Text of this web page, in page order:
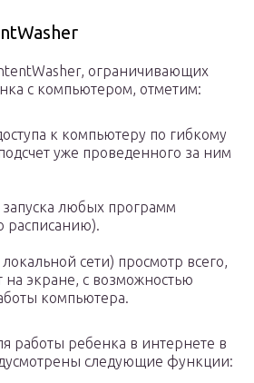
ограничивающих
с компьютером, отметим:
к компьютеру по гибкому
уже проведенного за ним
любых программ
расписанию).
сети) просмотр всего,
на экране, с возможностью
компьютера.
работы ребенка в интернете в
следующие функции: